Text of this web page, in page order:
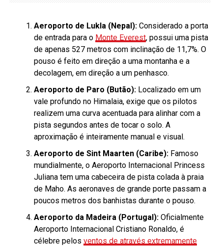
Aeroporto de Lukla (Nepal):Considerado a porta
de entrada para o Monte Everest, possui uma pista
de apenas 527 metros com inclinação de 11,7%. O
pouso é feito em direção a uma montanha e a
decolagem, em direção a um penhasco.
Aeroporto de Paro (Butão):Localizado em um
vale profundo no Himalaia, exige que os pilotos
realizem uma curva acentuada para alinhar com a
pista segundos antes de tocar o solo. A
aproximação é inteiramente manual e visual.
Aeroporto de Sint Maarten (Caribe):Famoso
mundialmente, o Aeroporto Internacional Princess
Juliana tem uma cabeceira de pista colada à praia
de Maho. As aeronaves de grande porte passam a
poucos metros dos banhistas durante o pouso.
Aeroporto da Madeira (Portugal):Oficialmente
Aeroporto Internacional Cristiano Ronaldo, é
célebre pelos ventos de através extremamente